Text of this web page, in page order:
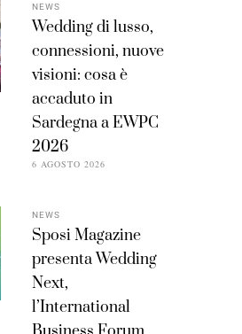
NEWS
Wedding di lusso,
connessioni, nuove
visioni: cosa è
accaduto in
Sardegna a EWPC
2026
6 AGOSTO 2026
NEWS
Sposi Magazine
presenta Wedding
Next,
l’International